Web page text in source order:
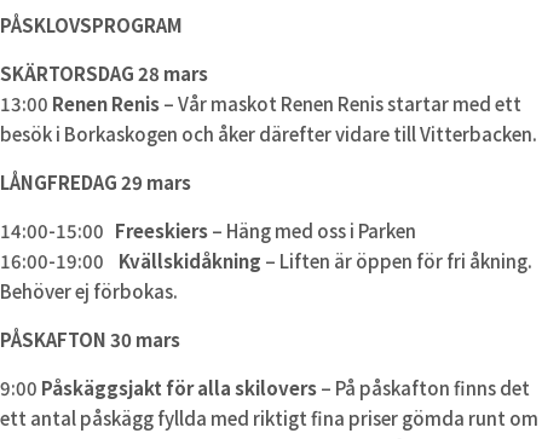
PÅSKLOVSPROGRAM
SKÄRTORSDAG 28 mars
13:00 Renen Renis– Vår maskot Renen Renis startar med ett
besök i Borkaskogen och åker därefter vidare till Vitterbacken.
LÅNGFREDAG 29 mars
14:00-15:00 Freeskiers– Häng med oss i Parken
16:00-19:00
Kvällskidåkning – Liften är öppen för fri åkning.
Behöver ej förbokas.
PÅSKAFTON 30 mars
9:00 Påskäggsjakt för alla skilovers– På påskafton finns det
ett antal påskägg fyllda med riktigt fina priser gömda runt om